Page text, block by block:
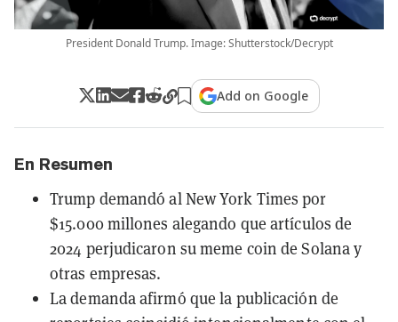
President Donald Trump. Image: Shutterstock/Decrypt
Add on Google
En Resumen
Trump demandó al New York Times por
$15.000 millones alegando que artículos de
2024 perjudicaron su meme coin de Solana y
otras empresas.
La demanda afirmó que la publicación de